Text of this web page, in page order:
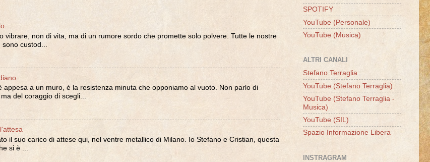
vibrare, non di vita, ma di un rumore sordo che promette solo polvere. Tutte le nostre
sono custod...
appesa a un muro, è la resistenza minuta che opponiamo al vuoto. Non parlo di
del coraggio di scegli...
il suo carico di attese qui, nel ventre metallico di Milano. Io Stefano e Cristian, questa
si è ...
SPOTIFY
YouTube (Personale)
YouTube (Musica)
ALTRI CANALI
Stefano Terraglia
YouTube (Stefano Terraglia)
YouTube (Stefano Terraglia -
Musica)
YouTube (SIL)
Spazio Informazione Libera
INSTRAGRAM